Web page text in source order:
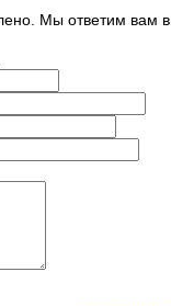
Мы ответим вам в